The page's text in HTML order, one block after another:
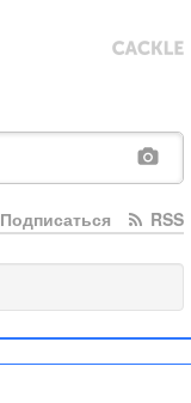
RSS
Подписаться